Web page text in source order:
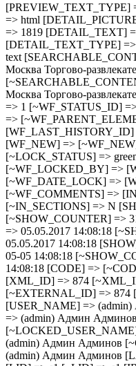
[PREVIEW_TEXT_TYPE]
=> html
=> 1819 [DETAIL_TEXT]
[DETAIL_TEXT_TYPE]
text
Москва Торгово-
Москва Торгово-
=> 1 [~WF_STATUS_ID]
=>
[WF_NEW] =>
[~LOCK_STATUS] =>
[~WF_LOCKED_BY] =>
[~WF_DATE_LOCK] =>
[~WF_COMMENTS] =>
[~IN_SECTIONS] => N
[~SHOW_COUNTER] =>
=> 05.05.2017 14:08:18
05.05.2017 14:08:18
05-05 14:08:18
14:08:18 [CODE] =>
[XML_ID] => 874
[~EXTERNAL_ID] => 874
[USER_NAME] =>
=> (admin) Админ
(admin) Админ Админов
(admin) Админ Админов